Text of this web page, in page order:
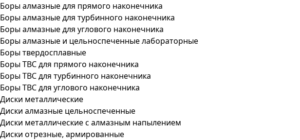
Боры алмазные для прямого наконечника
Боры алмазные для турбинного наконечника
Боры алмазные для углового наконечника
Боры алмазные и цельноспеченные лабораторные
Боры твердосплавные
Боры ТВС для прямого наконечника
Боры ТВС для турбинного наконечника
Боры ТВС для углового наконечника
Диски металлические
Диски алмазные цельноспеченные
Диски металлические с алмазным напылением
Диски отрезные, армированные